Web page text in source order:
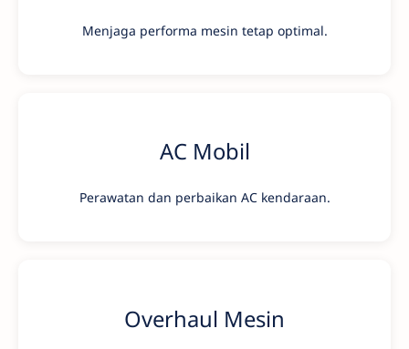
Menjaga performa mesin tetap optimal.
AC Mobil
Perawatan dan perbaikan AC kendaraan.
Overhaul Mesin